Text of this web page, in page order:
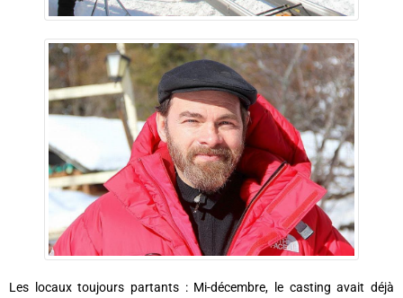
Les locaux toujours partants : Mi-décembre, le casting avait déjà